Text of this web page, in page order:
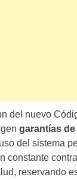
del nuevo
garantías
del sistema
constante
reservando